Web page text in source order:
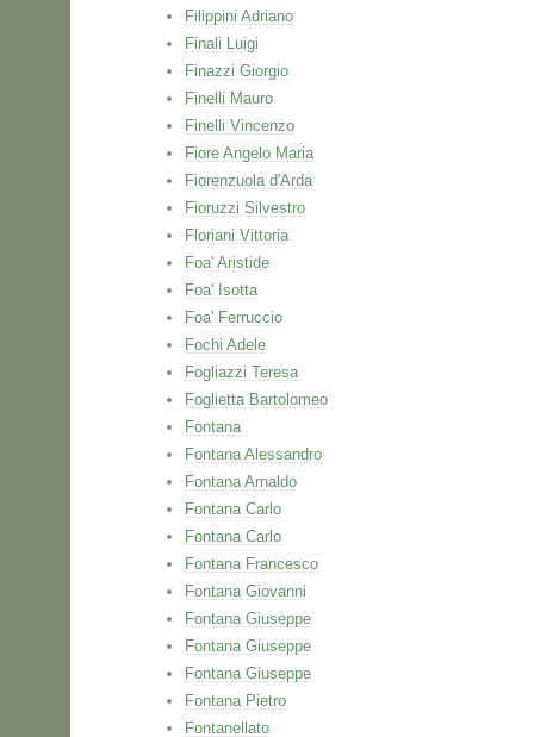
Filippini Adriano
Finali Luigi
Finazzi Giorgio
Finelli Mauro
Finelli Vincenzo
Fiore Angelo Maria
Fiorenzuola d'Arda
Fioruzzi Silvestro
Floriani Vittoria
Foa' Aristide
Foa' Isotta
Foa' Ferruccio
Fochi Adele
Fogliazzi Teresa
Foglietta Bartolomeo
Fontana
Fontana Alessandro
Fontana Arnaldo
Fontana Carlo
Fontana Carlo
Fontana Francesco
Fontana Giovanni
Fontana Giuseppe
Fontana Giuseppe
Fontana Giuseppe
Fontana Pietro
Fontanellato